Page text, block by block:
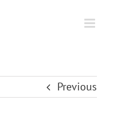
Previous